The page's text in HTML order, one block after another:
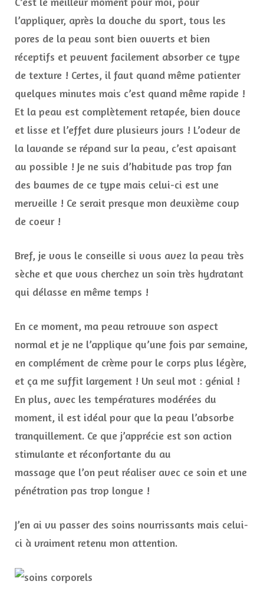
l’appliquer, après la douche du sport, tous les
pores de la peau sont bien ouverts et bien
réceptifs et peuvent facilement absorber ce type
de texture ! Certes, il faut quand même patienter
quelques minutes mais c’est quand même rapide !
Et la peau est complètement retapée, bien douce
et lisse et l’effet dure plusieurs jours ! L’odeur de
la lavande se répand sur la peau, c’est apaisant
au possible ! Je ne suis d’habitude pas trop fan
des baumes de ce type mais celui-ci est une
merveille ! Ce serait presque mon deuxième coup
de coeur !
Bref, je vous le conseille si vous avez la peau très
sèche et que vous cherchez un soin très hydratant
qui délasse en même temps !
En ce moment, ma peau retrouve son aspect
normal et je ne l’applique qu’une fois par semaine,
en complément de crème pour le corps plus légère,
et ça me suffit largement ! Un seul mot : génial !
En plus, avec les températures modérées du
moment, il est idéal pour que la peau l’absorbe
tranquillement. Ce que j’apprécie est son action
stimulante et réconfortante du au
massage que l’on peut réaliser avec ce soin et une
pénétration pas trop longue !
J’en ai vu passer des soins nourrissants mais celui-
ci à vraiment retenu mon attention.